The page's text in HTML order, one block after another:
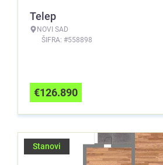
Telep
NOVI SAD
ŠIFRA: #558898
€126.890
Stanovi